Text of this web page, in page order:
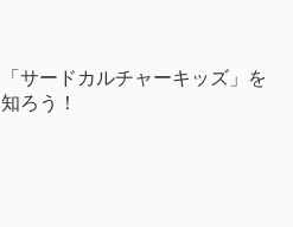
「サードカルチャーキッズ」を
知ろう！